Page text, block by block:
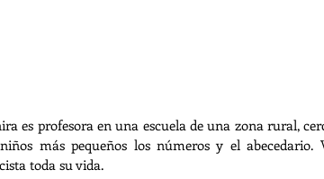
es profesora en una escuela de una zona rural,
más pequeños los números y el abecedario.
toda su vida.